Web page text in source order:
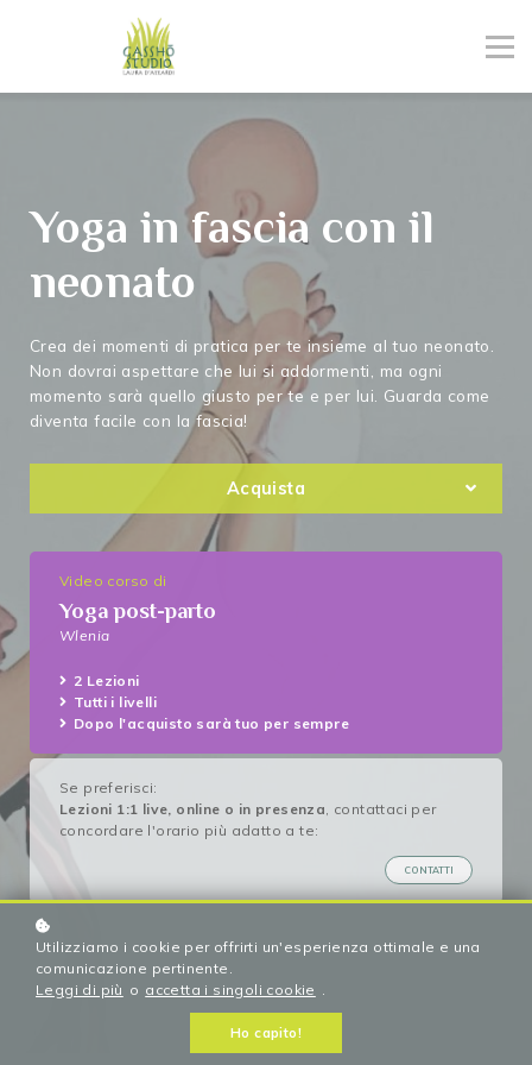
Risorse
Contattaci
Entra
Iscriviti
Yoga in fascia con il
neonato
Crea dei momenti di pratica per te insieme al tuo neonato.
Non dovrai aspettare che lui si addormenti, ma ogni
momento sarà quello giusto per te e per lui. Guarda come
diventa facile con la fascia!
Acquista
Video corso di
Yoga post-parto
Wlenia
2 Lezioni
Tutti i livelli
Dopo l'acquisto sarà tuo per sempre
Se preferisci:
Lezioni 1:1 live, online o in presenza , contattaci per
concordare l'orario più adatto a te:
CONTATTI
Utilizziamo i cookie per offrirti un'esperienza ottimale e una
comunicazione pertinente.
Leggi di più o accetta i singoli cookie .
Ho capito!